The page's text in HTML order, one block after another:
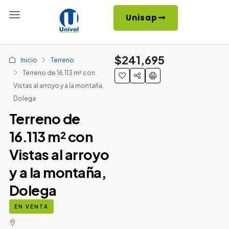
Unisap
Inicio
Terreno
Terreno de 16.113 m² con
Vistas al arroyo y a la montaña,
Dolega
Terreno de
16.113 m² con
Vistas al arroyo
y a la montaña,
Dolega
EN VENTA
$241,695